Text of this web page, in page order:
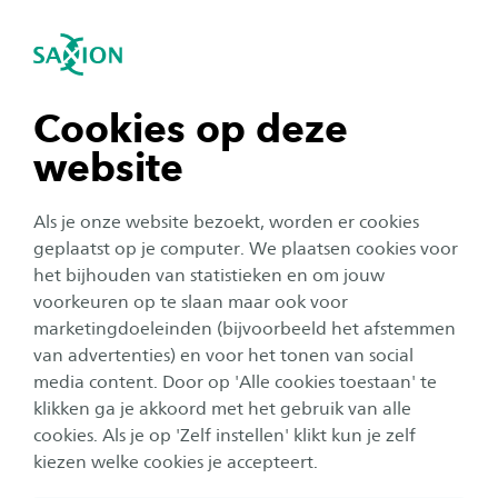
Cookies op deze
website
Als je onze website bezoekt, worden er cookies
geplaatst op je computer. We plaatsen cookies voor
het bijhouden van statistieken en om jouw
voorkeuren op te slaan maar ook voor
marketingdoeleinden (bijvoorbeeld het afstemmen
van advertenties) en voor het tonen van social
media content. Door op 'Alle cookies toestaan' te
klikken ga je akkoord met het gebruik van alle
cookies. Als je op 'Zelf instellen' klikt kun je zelf
kiezen welke cookies je accepteert.
Navigatie openen
tonen
tonen
tonen
tonen
sluiten
Corporate
Studium Generale: van giftige
woorden naar giftige daden
12 november 2025 Enschede Theaterzaal H0.10, M.H.